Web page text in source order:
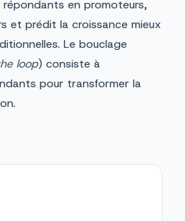
répondants en promoteurs,
et prédit la croissance mieux
Le bouclage
loop) consiste à
pour transformer la